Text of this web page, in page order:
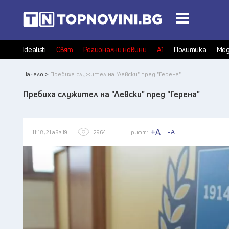
Idealisti Свят Регионални новини А1 Политика
Начало > Пребиха служител на "Левски" пред "Герена"
Пребиха служител на "Левски" пред "Герена"
11:18, 21 авг 19 2964 Шрифт: +A -A